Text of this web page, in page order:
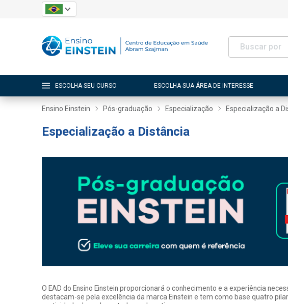
ESCOLHA SEU CURSO ESCOLHA SUA ÁREA DE INTERESSE
Ensino Einstein Pós-graduação Especialização Especialização a
Especialização a Distância
O EAD do Ensino Einstein proporcionará o conhecimento e a experiência
destacam-se pela excelência da marca Einstein e tem como base quatro